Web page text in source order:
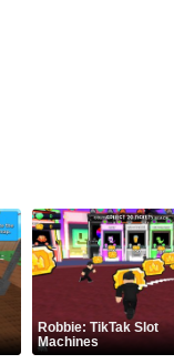
Robbie: TikTak Slot
Machines